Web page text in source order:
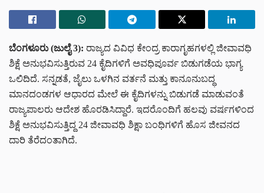
ಬೆಂಗಳೂರು (ಜುಲೈ 3): ರಾಜ್ಯದ ವಿವಿಧ ಕೇಂದ್ರ ಕಾರಾಗೃಹಗಳಲ್ಲಿ ಜೀವಾವಧಿ
ಶಿಕ್ಷೆ ಅನುಭವಿಸುತ್ತಿರುವ 24 ಕೈದಿಗಳಿಗೆ ಅವಧಿಪೂರ್ವ ಬಿಡುಗಡೆಯ ಭಾಗ್ಯ
ಒಲಿದಿದೆ. ಸನ್ನಡತೆ, ಜೈಲು ಒಳಗಿನ ವರ್ತನೆ ಮತ್ತು ಕಾನೂನುಬದ್ಧ
ಮಾನದಂಡಗಳ ಆಧಾರದ ಮೇಲೆ ಈ ಕೈದಿಗಳನ್ನು ಬಿಡುಗಡೆ ಮಾಡುವಂತೆ
ರಾಜ್ಯಪಾಲರು ಆದೇಶ ಹೊರಡಿಸಿದ್ದಾರೆ. ಇದರೊಂದಿಗೆ ಹಲವು ವರ್ಷಗಳಿಂದ
ಶಿಕ್ಷೆ ಅನುಭವಿಸುತ್ತಿದ್ದ 24 ಜೀವಾವಧಿ ಶಿಕ್ಷಾ ಬಂಧಿಗಳಿಗೆ ಹೊಸ ಜೀವನದ
ದಾರಿ ತೆರೆದಂತಾಗಿದೆ.